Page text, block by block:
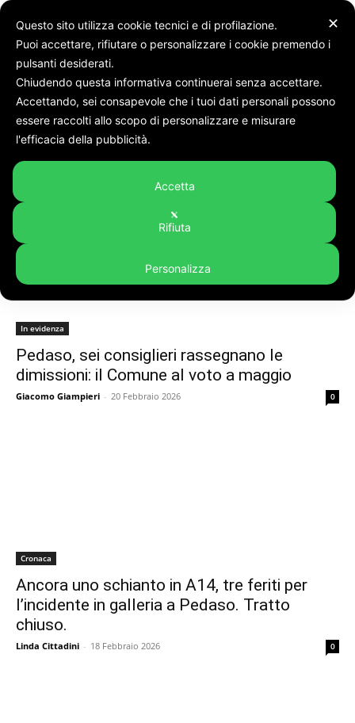
Pedaso
Tag:pedaso
In evidenza
Pedaso, sei consiglieri rassegnano le
dimissioni: il Comune al voto a maggio
Giacomo Giampieri - 20 Febbraio 2026 0
Cronaca
Ancora uno schianto in A14, tre feriti per
l’incidente in galleria a Pedaso. Tratto
chiuso.
Linda Cittadini - 18 Febbraio 2026 0
✕
Questo sito utilizza cookie tecnici e di profilazione.
Puoi accettare, rifiutare o personalizzare i cookie premendo i
pulsanti desiderati.
Chiudendo questa informativa continuerai senza accettare.
Accettando, sei consapevole che i tuoi dati personali possono
essere raccolti allo scopo di personalizzare e misurare
l'efficacia della pubblicità.
Accetta
Rifiuta
Personalizza